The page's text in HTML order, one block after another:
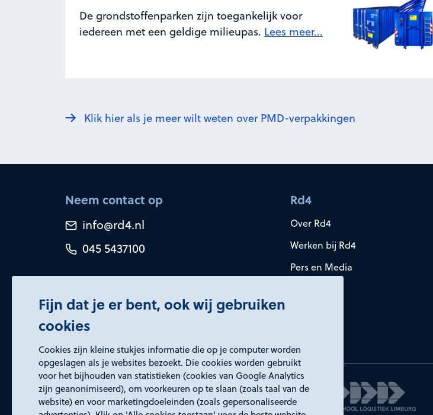
Fijn dat je er bent, ook wij gebruiken
cookies
Cookies zijn kleine stukjes informatie die op je computer worden
opgeslagen als je websites bezoekt. Die cookies worden gebruikt
voor het bijhouden van statistieken (cookies van Google Analytics
zijn geanonimiseerd), om voorkeuren op te slaan (zoals taal van de
website) en voor marketingdoeleinden (zoals gepersonaliseerde
De grondstoffenparken zijn toegankelijk voor
iedereen met een geldige milieupas. Lees meer...
Klik hier als je meer wilt weten over PMD-verpakkingen
Neem contact op
info@rd4.nl
045 5437100
Rd4
Over Rd4
Werken bij Rd4
Pers en Media
Certificeringen